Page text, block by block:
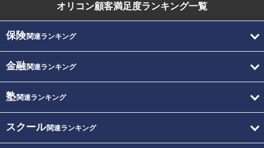
オリコン顧客満足度ランキング一覧
保険関連ランキング
金融関連ランキング
塾関連ランキング
スクール関連ランキング